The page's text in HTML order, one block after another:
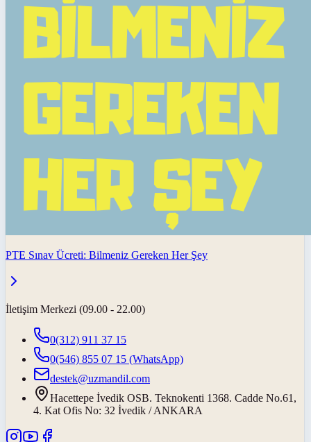
PTE Sınav Ücreti: Bilmeniz Gereken Her Şey
İletişim Merkezi (09.00 - 22.00)
0(312) 911 37 15
0(546) 855 07 15 (WhatsApp)
destek@uzmandil.com
Hacettepe İvedik OSB. Teknokenti 1368. Cadde No.61,
4. Kat Ofis No: 32 İvedik / ANKARA